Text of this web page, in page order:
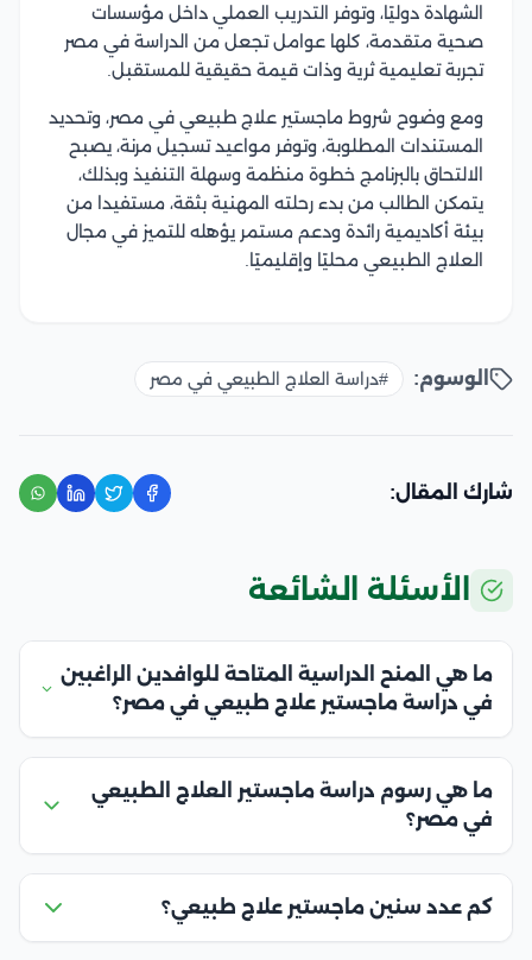
الشهادة دوليًا، وتوفر التدريب العملي داخل مؤسسات
صحية متقدمة، كلها عوامل تجعل من الدراسة في مصر
تجربة تعليمية ثرية وذات قيمة حقيقية للمستقبل.
ومع وضوح شروط ماجستير علاج طبيعي في مصر، وتحديد
المستندات المطلوبة، وتوفر مواعيد تسجيل مرنة، يصبح
الالتحاق بالبرنامج خطوة منظمة وسهلة التنفيذ وبذلك،
يتمكن الطالب من بدء رحلته المهنية بثقة، مستفيدا من
بيئة أكاديمية رائدة ودعم مستمر يؤهله للتميز في مجال
العلاج الطبيعي محليًا وإقليميًا.
الوسوم: #دراسة العلاج الطبيعي في مصر
شارك المقال:
الأسئلة الشائعة
ما هي المنح الدراسية المتاحة للوافدين الراغبين
في دراسة ماجستير علاج طبيعي في مصر؟
ما هي رسوم دراسة ماجستير العلاج الطبيعي
في مصر؟
كم عدد سنين ماجستير علاج طبيعي؟